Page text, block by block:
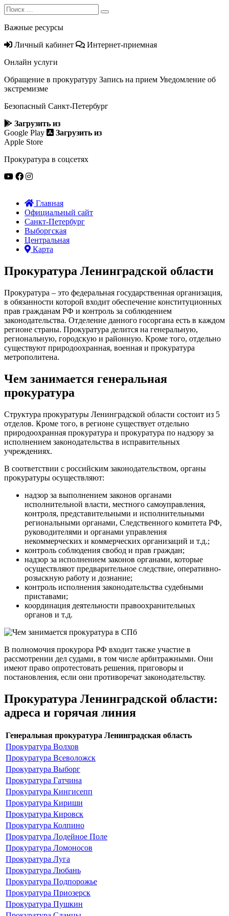
Search
for:
Search
Важные ресурсы
Личный кабинет
Интернет-приемная
Онлайн услуги
Обращение в прокуратуру Запись на прием Уведомление об
экстремизме
Безопасный Санкт‑Петербург
Загрузить из
Google Play
Загрузить из
Apple Store
Прокуратура в соцсетях
Главная
Официальный сайт
Санкт-Петербург
Выборгская
Центральная
Карта
Прокуратура Ленинградской области
Прокуратура – это федеральная государственная организация,
в обязанности которой входит обеспечение конституционных
прав гражданам РФ и контроль за соблюдением
законодательства. Отделение данного госоргана есть в каждом
регионе страны. Прокуратура делится на генеральную,
региональную, городскую и районную. Кроме того, отдельно
существуют природоохранная, военная и прокуратура
метрополитена.
Чем занимается генеральная
прокуратура
Структура прокуратуры Ленинградской области состоит из 5
отделов. Кроме того, в регионе существует отдельно
природоохранная прокуратура и прокуратура по надзору за
исполнением законодательства в исправительных
учреждениях.
В соответствии с российским законодательством, органы
прокуратуры осуществляют:
надзор за выполнением законов органами
исполнительной власти, местного самоуправления,
контроля, представительными и исполнительными
региональными органами, Следственного комитета РФ,
руководителями и органами управления
некоммерческих и коммерческих организаций и т.д.;
контроль соблюдения свобод и прав граждан;
надзор за исполнением законов органами, которые
осуществляют предварительное следствие, оперативно-
розыскную работу и дознание;
контроль исполнения законодательства судебными
приставами;
координация деятельности правоохранительных
органов и т.д.
В полномочия прокурора РФ входит также участие в
рассмотрении дел судами, в том числе арбитражными. Они
имеют право опротестовать решения, приговоры и
постановления, если они противоречат законодательству.
Прокуратура Ленинградской области:
адреса и горячая линия
Генеральная прокуратура Ленинградская область
Прокуратура Волхов
Прокуратура Всеволожск
Прокуратура Выборг
Прокуратура Гатчина
Прокуратура Кингисепп
Прокуратура Кириши
Прокуратура Кировск
Прокуратура Колпино
Прокуратура Лодейное Поле
Прокуратура Ломоносов
Прокуратура Луга
Прокуратура Любань
Прокуратура Подпорожье
Прокуратура Приозерск
Прокуратура Пушкин